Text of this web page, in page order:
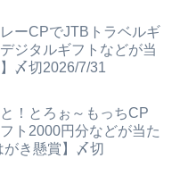
ーCPでJTBトラベルギ
ジタルギフトなどが当
〆切2026/7/31
！とろぉ～もっちCP
ト2000円分などが当た
き懸賞】〆切